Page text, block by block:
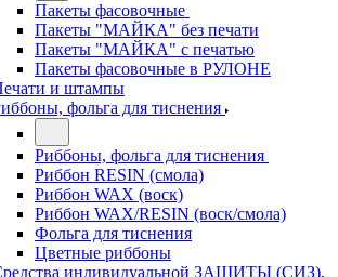
Пакеты фасовочные
Пакеты "МАЙКА" без печати
Пакеты "МАЙКА" с печатью
Пакеты фасовочные в РУЛОНЕ
и штампы
фольга для тиснения
Риббоны, фольга для тиснения
Риббон RESIN (смола)
Риббон WAX (воск)
Риббон WAX/RESIN (воск/смола)
Фольга для тиснения
Цветные риббоны
индивидуальной ЗАЩИТЫ (СИЗ),